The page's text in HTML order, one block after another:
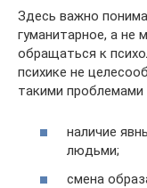
Здесь важно
гуманитарное, а не
обращаться к
психике не
такими проблемами
наличие
людьми;
смена